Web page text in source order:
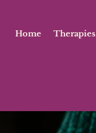
Home Therapies